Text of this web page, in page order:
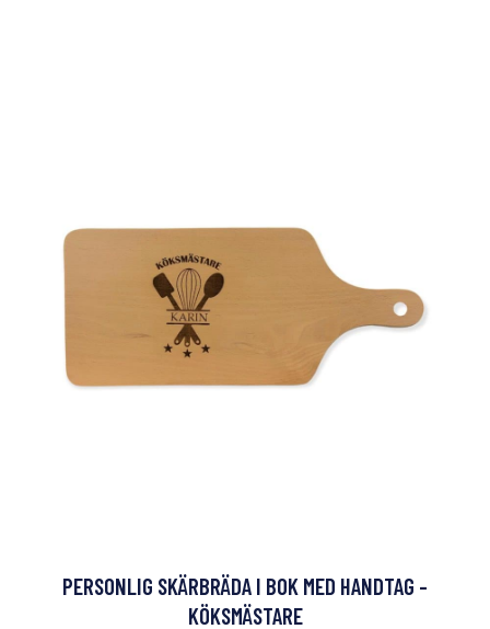
PERSONLIG SKÄRBRÄDA I BOK MED HANDTAG -
KÖKSMÄSTARE